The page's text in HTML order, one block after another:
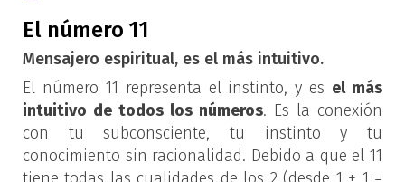
El número 11
Mensajero espiritual, es el más intuitivo.
El número 11 representa el instinto, y es el más
intuitivo de todos los números. Es la conexión
con tu subconsciente, tu instinto y tu
conocimiento sin racionalidad. Debido a que el 11